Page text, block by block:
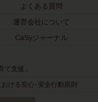
よくある質問
運営会社について
CaSyジャーナル
て支援」
ける安心･安全行動原則